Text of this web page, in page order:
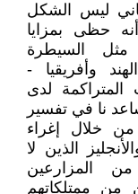
ليس الشكل
أنه حظى بمزايا
مثل السيطرة
وأفريقيا -
المتراكمة لدى
نا في تفسير
من خلال إغراء
الذين لا
المزارعين
من ممتلكاتهم